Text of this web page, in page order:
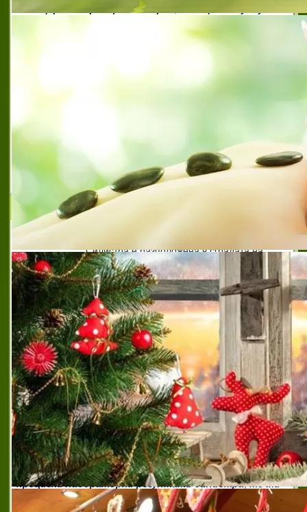
швейцарски сертификат варна
медицински център надежда варна
медицински център с високи постижения варна
медицински
международно признат медицински център варна
микробиологична диагностика с висока точност
микробиологични изследвания на добри цени
препоръчана клинична лаборатория варна
препоръчана микробилогия варна
лабораторни услуги варна
сертифициран мц с
високи постижения варна
специализирана
извънболнична помощ варна
точни лабораторни
резултати варна
МЕДИКО - ДИАГНОСТИЧНА ЛАБОРАТОРИЯ -
СИЛИСТРА
Силистра е разположена в сградата на
бившата градска поликлиника на адрес ул.
Д-р Анастас Янков 2. Това е лицензирана
лаборатория, която предоставя услуги в
об
вирусология силистра,вирусология силистра,
висококачествени лабораторни изследвания
силистра,клиничната лаборатория силистра,
лаборатория с модерна апаратура силистра
лаборатория силистра,лабораторни изследвания
на добри цени силистра,мдл,мдл силистра
медико
диагностична лаборатория,медико диагностична
лаборатория силистра,микробиология силистра,
надеждни лабораторни изследвания силистра,
препоръчана клинична лаборатория силистра,
препоръчана лаборатория в град силистра,
препоръчана лицензирана лаборатория силистра,
препоръчана модерна лаборатория силистра,
препоръчана надеждна лаборатория силистра,
прецизни лабораторни изследвания силистра,
прецизни лабораторни резултати силистра,точни
лабораторни изследвания силистра,широк спектър
от изследвания силистра